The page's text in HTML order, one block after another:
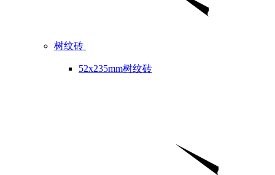
树纹砖
52x235mm树纹砖